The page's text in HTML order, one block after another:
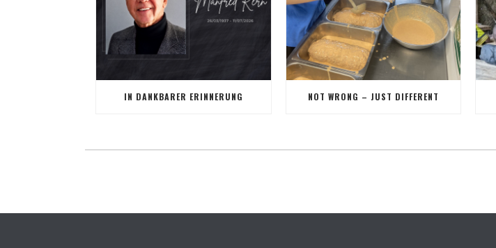
IN DANKBARER ERINNERUNG NOT WRONG – JUST DIFFERENT